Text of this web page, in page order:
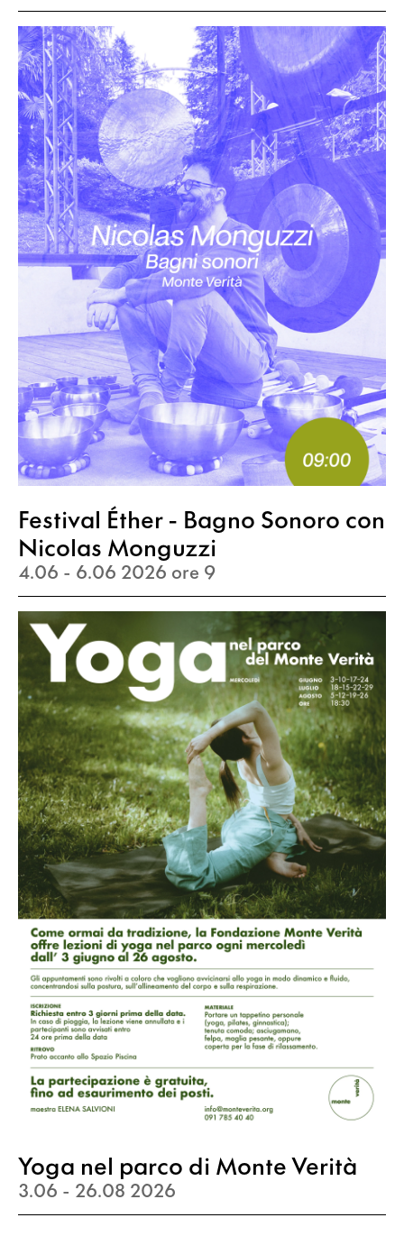
Festival Éther - Bagno Sonoro con
Nicolas Monguzzi
4.06 - 6.06 2026 ore 9
Yoga nel parco di Monte Verità
3.06 - 26.08 2026